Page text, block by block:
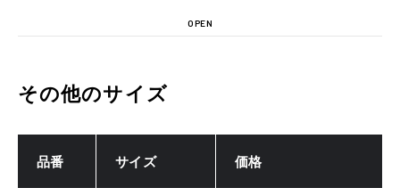
OPEN
その他のサイズ
品番 サイズ 価格